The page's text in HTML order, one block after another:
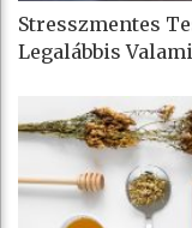
Stresszmentes
Legalábbis